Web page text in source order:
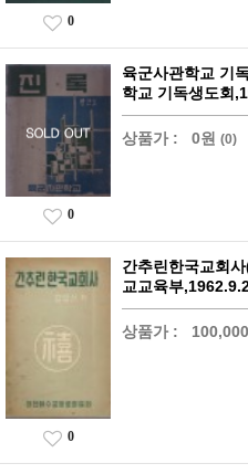
0
육군사관학교 기
학교 기독생도회
상품가 : 0원 (0)
0
간추린한국교회
교교육부
상품가 :
0